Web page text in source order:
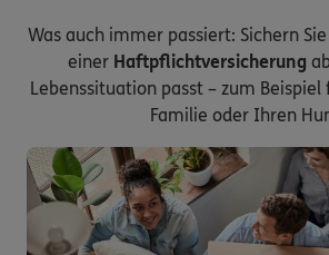
Was auch immer passiert: Sichern
einer Haftpflichtversicherung
Lebenssituation passt – zum Beispiel
Familie oder Ihren